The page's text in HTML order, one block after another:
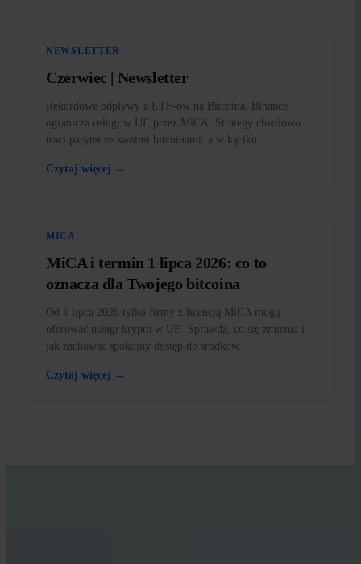
NEWSLETTER
Czerwiec | Newsletter
Rekordowe odpływy z ETF-ów na Bitcoina, Binance
ogranicza usługi w UE przez MiCA, Strategy chwilowo
traci parytet ze swoimi bitcoinami, a w kąciku
Czytaj więcej →
MICA
MiCA i termin 1 lipca 2026: co to
oznacza dla Twojego bitcoina
Od 1 lipca 2026 tylko firmy z licencją MiCA mogą
oferować usługi krypto w UE. Sprawdź, co się zmienia i
jak zachować spokojny dostęp do środków.
Czytaj więcej →